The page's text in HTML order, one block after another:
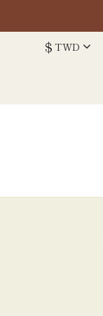
$ TWD